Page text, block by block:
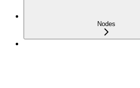
Nodes